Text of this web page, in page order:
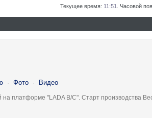
Текущее время: 11:51 . Часовой
· Фото · Видео
платформе "LADA B/C". Старт производства